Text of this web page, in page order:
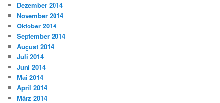
Dezember 2014
November 2014
Oktober 2014
September 2014
August 2014
Juli 2014
Juni 2014
Mai 2014
April 2014
März 2014